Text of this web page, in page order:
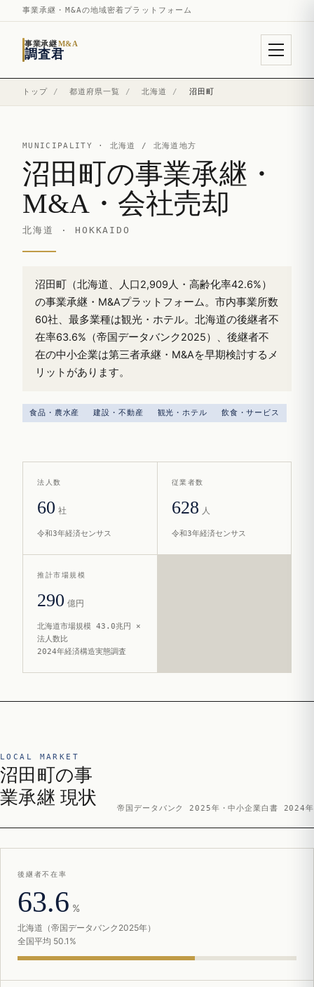
事業承継・M&Aの地域密着プラットフォーム
事業承継M&A
調査君
トップ / 都道府県一覧 / 北海道 / 沼田町
MUNICIPALITY · 北海道 / 北海道地方
沼田町の事業承継・
M&A・会社売却
北海道 · HOKKAIDO
沼田町（北海道、人口2,909人・高齢化率42.6%）
の事業承継・M&Aプラットフォーム。市内事業所数
60社、最多業種は観光・ホテル。北海道の後継者不
在率63.6%（帝国データバンク2025）、後継者不
在の中小企業は第三者承継・M&Aを早期検討するメ
リットがあります。
食品・農水産 建設・不動産 観光・ホテル 飲食・サービス
法人数
60 社
令和3年経済センサス
従業者数
628 人
令和3年経済センサス
推計市場規模
290 億円
北海道市場規模 43.0兆円 ×
法人数比
2024年経済構造実態調査
LOCAL MARKET
沼田町の事
業承継 現状
帝国データバンク 2025年・中小企業白書 2024年
後継者不在率
63.6 %
北海道（帝国データバンク2025年）
全国平均 50.1%